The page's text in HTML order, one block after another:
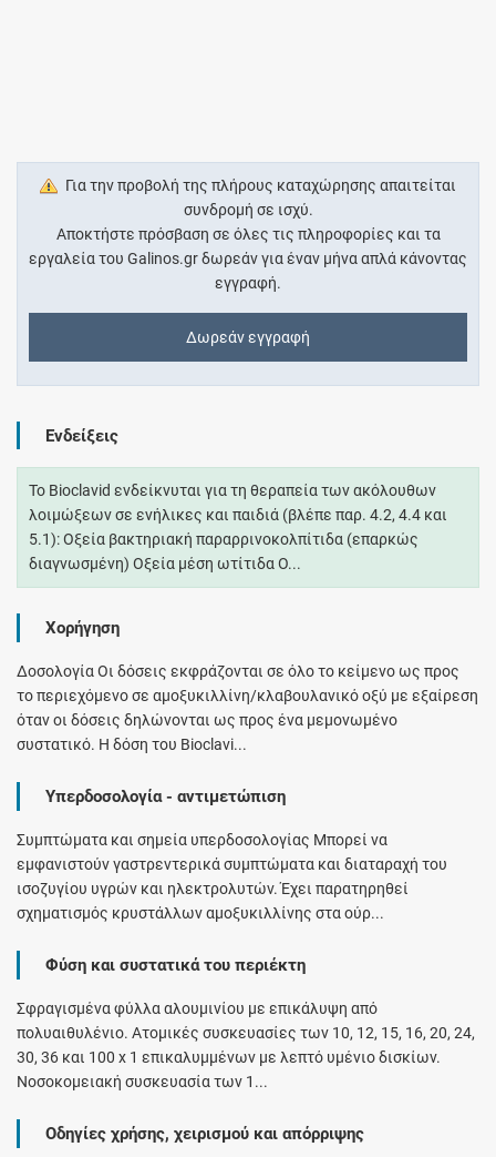
Για την προβολή της πλήρους καταχώρησης απαιτείται
συνδρομή σε ισχύ.
Αποκτήστε πρόσβαση σε όλες τις πληροφορίες και τα
εργαλεία του Galinos.gr δωρεάν για έναν μήνα απλά κάνοντας
εγγραφή.
Δωρεάν εγγραφή
Ενδείξεις
Το Bioclavid ενδείκνυται για τη θεραπεία των ακόλουθων
λοιμώξεων σε ενήλικες και παιδιά (βλέπε παρ. 4.2, 4.4 και
5.1): Οξεία βακτηριακή παραρρινοκολπίτιδα (επαρκώς
διαγνωσμένη) Οξεία μέση ωτίτιδα Ο...
Χορήγηση
Δοσολογία Οι δόσεις εκφράζονται σε όλο το κείμενο ως προς
το περιεχόμενο σε αμοξυκιλλίνη/κλαβουλανικό οξύ με εξαίρεση
όταν οι δόσεις δηλώνονται ως προς ένα μεμονωμένο
συστατικό. Η δόση του Bioclavi...
Υπερδοσολογία - αντιμετώπιση
Συμπτώματα και σημεία υπερδοσολογίας Μπορεί να
εμφανιστούν γαστρεντερικά συμπτώματα και διαταραχή του
ισοζυγίου υγρών και ηλεκτρολυτών. Έχει παρατηρηθεί
σχηματισμός κρυστάλλων αμοξυκιλλίνης στα ούρ...
Φύση και συστατικά του περιέκτη
Σφραγισμένα φύλλα αλουμινίου με επικάλυψη από
πολυαιθυλένιο. Ατομικές συσκευασίες των 10, 12, 15, 16, 20, 24,
30, 36 και 100 x 1 επικαλυμμένων με λεπτό υμένιο δισκίων.
Νοσοκομειακή συσκευασία των 1...
Οδηγίες χρήσης, χειρισμού και απόρριψης